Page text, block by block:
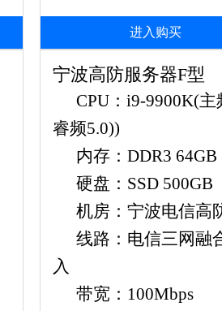
进入购买
宁波高防服务器F型
CPU：i9-9900K(主
睿频5.0))
内存：DDR3 64GB
硬盘：SSD 500GB
机房：宁波电信高
线路：电信三网融
入
带宽：100Mbps